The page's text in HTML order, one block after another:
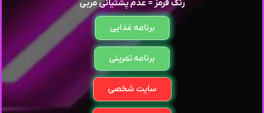
رنگ قرمز = عدم پشتیانی مربی
برنامه غذایی
برنامه تمرینی
سایت شخصی